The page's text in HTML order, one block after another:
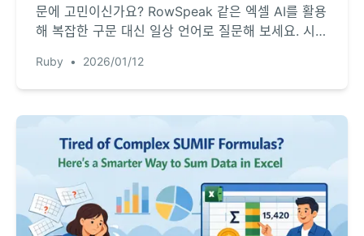
문에 고민이신가요? RowSpeak 같은 엑셀 AI를 활용
해 복잡한 구문 대신 일상 언어로 질문해 보세요. 시간
Ruby • 2026/01/12